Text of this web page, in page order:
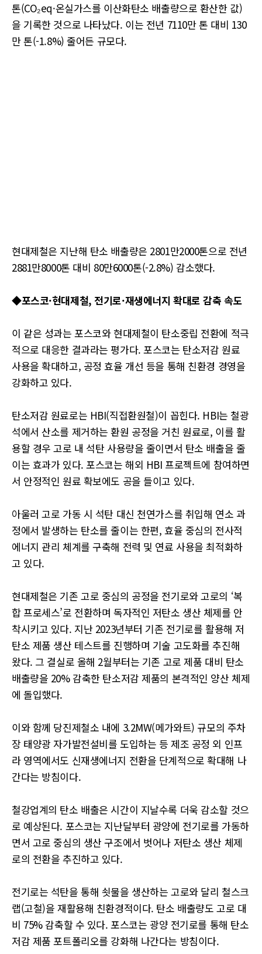
톤(CO₂eq·온실가스를 이산화탄소 배출량으로 환산한 값)
을 기록한 것으로 나타났다. 이는 전년 7110만 톤 대비 130
만 톤(-1.8%) 줄어든 규모다.
현대제철은 지난해 탄소 배출량은 2801만2000톤으로 전년
2881만8000톤 대비 80만6000톤(-2.8%) 감소했다.
◆포스코·현대제철, 전기로·재생에너지 확대로 감축 속도
이 같은 성과는 포스코와 현대제철이 탄소중립 전환에 적극
적으로 대응한 결과라는 평가다. 포스코는 탄소저감 원료
사용을 확대하고, 공정 효율 개선 등을 통해 친환경 경영을
강화하고 있다.
탄소저감 원료로는 HBI(직접환원철)이 꼽힌다. HBI는 철광
석에서 산소를 제거하는 환원 공정을 거친 원료로, 이를 활
용할 경우 고로 내 석탄 사용량을 줄이면서 탄소 배출을 줄
이는 효과가 있다. 포스코는 해외 HBI 프로젝트에 참여하면
서 안정적인 원료 확보에도 공을 들이고 있다.
아울러 고로 가동 시 석탄 대신 천연가스를 취입해 연소 과
정에서 발생하는 탄소를 줄이는 한편, 효율 중심의 전사적
에너지 관리 체계를 구축해 전력 및 연료 사용을 최적화하
고 있다.
현대제철은 기존 고로 중심의 공정을 전기로와 고로의 ‘복
합 프로세스’로 전환하며 독자적인 저탄소 생산 체제를 안
착시키고 있다. 지난 2023년부터 기존 전기로를 활용해 저
탄소 제품 생산 테스트를 진행하며 기술 고도화를 추진해
왔다. 그 결실로 올해 2월부터는 기존 고로 제품 대비 탄소
배출량을 20% 감축한 탄소저감 제품의 본격적인 양산 체제
에 돌입했다.
이와 함께 당진제철소 내에 3.2MW(메가와트) 규모의 주차
장 태양광 자가발전설비를 도입하는 등 제조 공정 외 인프
라 영역에서도 신재생에너지 전환을 단계적으로 확대해 나
간다는 방침이다.
철강업계의 탄소 배출은 시간이 지날수록 더욱 감소할 것으
로 예상된다. 포스코는 지난달부터 광양에 전기로를 가동하
면서 고로 중심의 생산 구조에서 벗어나 저탄소 생산 체제
로의 전환을 추진하고 있다.
전기로는 석탄을 통해 쇳물을 생산하는 고로와 달리 철스크
랩(고철)을 재활용해 친환경적이다. 탄소 배출량도 고로 대
비 75% 감축할 수 있다. 포스코는 광양 전기로를 통해 탄소
저감 제품 포트폴리오를 강화해 나간다는 방침이다.